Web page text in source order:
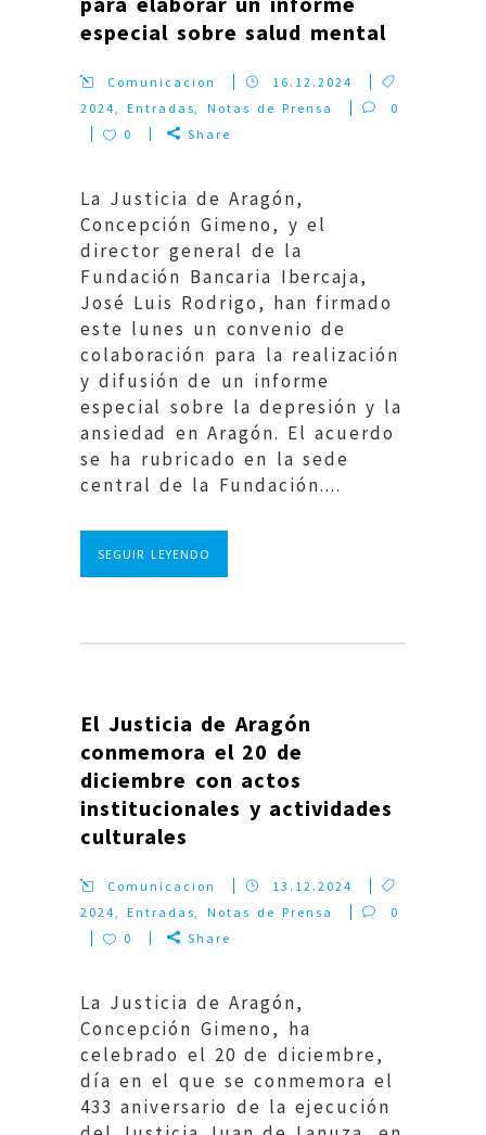
especial sobre salud mental
Comunicacion
16.12.2024
2024,Entradas, Notas de Prensa
0
0
Share
La Justicia de Aragón,
Concepción Gimeno, y el
director general de la
Fundación Bancaria Ibercaja,
José Luis Rodrigo, han firmado
este lunes un convenio de
colaboración para la realización
y difusión de un informe
especial sobre la depresión y la
ansiedad en Aragón. El acuerdo
se ha rubricado en la sede
central de la Fundación....
SEGUIR LEYENDO
El Justicia de Aragón
conmemora el 20 de
diciembre con actos
institucionales y actividades
culturales
Comunicacion
13.12.2024
2024,Entradas, Notas de Prensa
0
0
Share
La Justicia de Aragón,
Concepción Gimeno, ha
celebrado el 20 de diciembre,
día en el que se conmemora el
433 aniversario de la ejecución